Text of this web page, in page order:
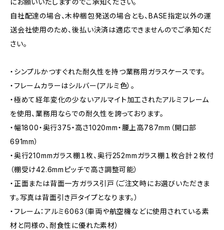
にお願いいたしますのでご承知ください。
自社配達の場合、木枠梱包発送の場合とも、BASE指定以外の運
送会社使用のため、後払い決済は適応できませんのでご承知くだ
さい。
・シンプルかつすぐれた耐久性を持つ業務用ガラスケースです。
・フレームカラーはシルバー(アルミ色）。
・極めて経年変化の少ないアルマイト加工されたアルミフレーム
を使用、業務用ならでの耐久性を誇っております。
・幅1800・奥行375・高さ1020mm・腰上高787mm（開口部
691mm）
・奥行210mmガラス棚１枚、奥行252mmガラス棚１枚合計２枚付
（棚受け42.6mmピッチで高さ調整可能）
・正面または背面一方ガラス引戸（ご注文時にお選びいただきま
す。写真は背面引き戸タイプとなります。）
・フレーム：アルミ6063（車両や航空機などに使用されている素
材と同様の、耐食性に優れた素材）